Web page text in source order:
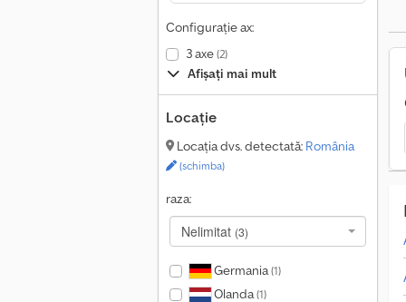
Configurație ax:
3 axe(2)
Afișați mai mult
Locație
Locația dvs. detectată: România
(schimba)
raza:
Nelimitat (3)
Germania(1)
Olanda(1)